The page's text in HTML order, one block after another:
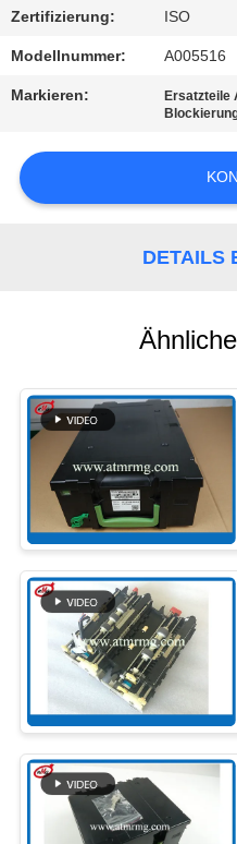
NEUIGKEITEN
BITTE UM
ANGEBOT
Zertifizierung: ISO
Modellnummer: A005516
Markieren: Ersatzteile
DETAILS